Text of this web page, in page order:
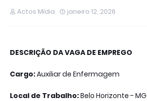
Actos Mídia janeiro 12, 2026
DESCRIÇÃO DA VAGA DE EMPREGO
Cargo:Auxiliar de Enfermagem
Local de Trabalho:Belo Horizonte - MG